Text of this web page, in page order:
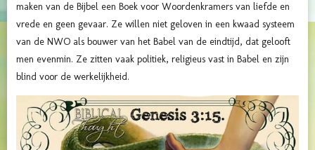
maken van de Bijbel een Boek voor Woordenkramers van liefde en
vrede en geen gevaar. Ze willen niet geloven in een kwaad systeem
van de NWO als bouwer van het Babel van de eindtijd, dat gelooft
men evenmin. Ze zitten vaak politiek, religieus vast in Babel en zijn
blind voor de werkelijkheid.